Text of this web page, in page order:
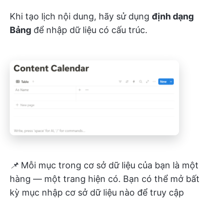
Khi tạo lịch nội dung, hãy sử dụng định dạng
Bảng để nhập dữ liệu có cấu trúc.
📌 Mỗi mục trong cơ sở dữ liệu của bạn là một
hàng — một trang hiện có. Bạn có thể mở bất
kỳ mục nhập cơ sở dữ liệu nào để truy cập